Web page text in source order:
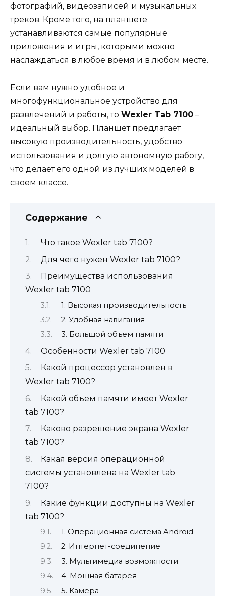
фотографий, видеозаписей и музыкальных
треков. Кроме того, на планшете
устанавливаются самые популярные
приложения и игры, которыми можно
наслаждаться в любое время и в любом месте.
Если вам нужно удобное и
многофункциональное устройство для
развлечений и работы, то Wexler Tab 7100 –
идеальный выбор. Планшет предлагает
высокую производительность, удобство
использования и долгую автономную работу,
что делает его одной из лучших моделей в
своем классе.
Содержание
Что такое Wexler tab 7100?
Для чего нужен Wexler tab 7100?
Преимущества использования
Wexler tab 7100
1. Высокая производительность
2. Удобная навигация
3. Большой объем памяти
Особенности Wexler tab 7100
Какой процессор установлен в
Wexler tab 7100?
Какой объем памяти имеет Wexler
tab 7100?
Каково разрешение экрана Wexler
tab 7100?
Какая версия операционной
системы установлена на Wexler tab
7100?
Какие функции доступны на Wexler
tab 7100?
1. Операционная система Android
2. Интернет-соединение
3. Мультимедиа возможности
4. Мощная батарея
5. Камера